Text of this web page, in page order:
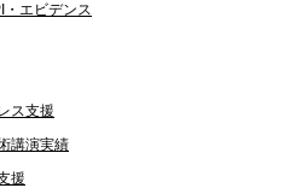
エビデンス
ス支援
講演実績
援